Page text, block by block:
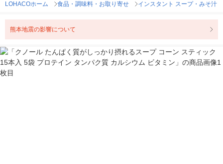
LOHACOホーム 食品・調味料・お取り寄せ インスタント スープ・みそ汁
熊本地震の影響について